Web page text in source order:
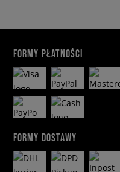
FORMY PŁATNOŚCI
FORMY DOSTAWY